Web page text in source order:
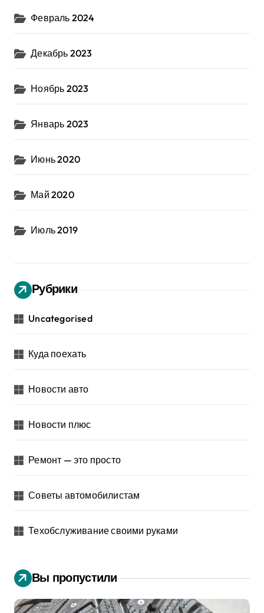
Февраль 2024
Декабрь 2023
Ноябрь 2023
Январь 2023
Июнь 2020
Май 2020
Июль 2019
Рубрики
Uncategorised
Куда поехать
Новости авто
Новости плюс
Ремонт — это просто
Советы автомобилистам
Техобслуживание своими руками
Вы пропустили